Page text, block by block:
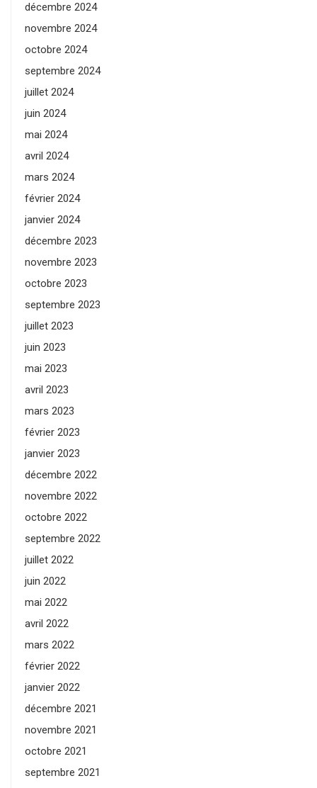
décembre 2024
novembre 2024
octobre 2024
septembre 2024
juillet 2024
juin 2024
mai 2024
avril 2024
mars 2024
février 2024
janvier 2024
décembre 2023
novembre 2023
octobre 2023
septembre 2023
juillet 2023
juin 2023
mai 2023
avril 2023
mars 2023
février 2023
janvier 2023
décembre 2022
novembre 2022
octobre 2022
septembre 2022
juillet 2022
juin 2022
mai 2022
avril 2022
mars 2022
février 2022
janvier 2022
décembre 2021
novembre 2021
octobre 2021
septembre 2021